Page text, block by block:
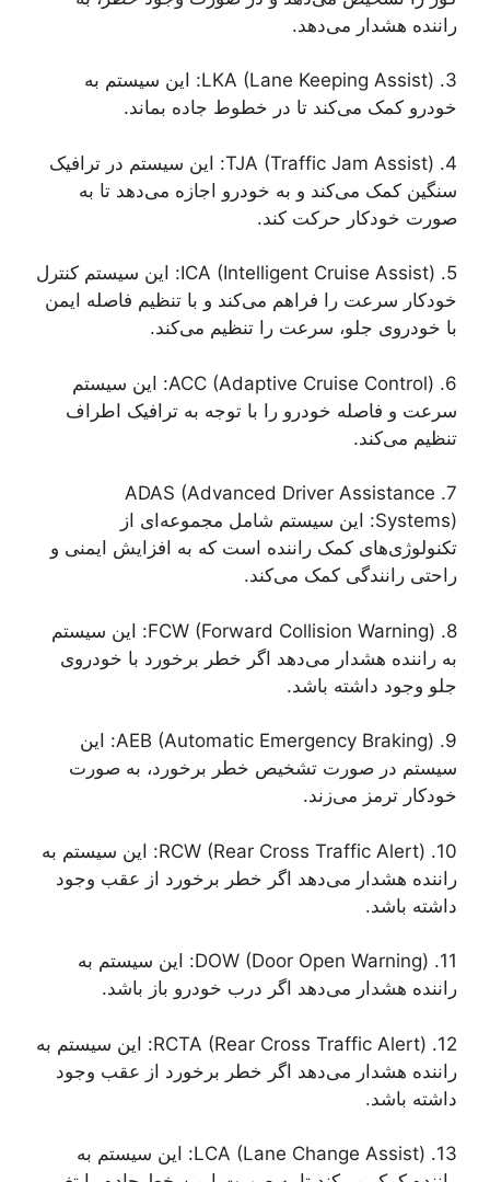
راننده هشدار می‌دهد.
3. LKA (Lane Keeping Assist): این سیستم به
خودرو کمک می‌کند تا در خطوط جاده بماند.
4. TJA (Traffic Jam Assist): این سیستم در ترافیک
سنگین کمک می‌کند و به خودرو اجازه می‌دهد تا به
صورت خودکار حرکت کند.
5. ICA (Intelligent Cruise Assist): این سیستم کنترل
خودکار سرعت را فراهم می‌کند و با تنظیم فاصله ایمن
با خودروی جلو، سرعت را تنظیم می‌کند.
6. ACC (Adaptive Cruise Control): این سیستم
سرعت و فاصله خودرو را با توجه به ترافیک اطراف
تنظیم می‌کند.
7. ADAS (Advanced Driver Assistance
Systems): این سیستم شامل مجموعه‌ای از
تکنولوژی‌های کمک راننده است که به افزایش ایمنی و
راحتی رانندگی کمک می‌کند.
8. FCW (Forward Collision Warning): این سیستم
به راننده هشدار می‌دهد اگر خطر برخورد با خودروی
جلو وجود داشته باشد.
9. AEB (Automatic Emergency Braking): این
سیستم در صورت تشخیص خطر برخورد، به صورت
خودکار ترمز می‌زند.
10. RCW (Rear Cross Traffic Alert): این سیستم به
راننده هشدار می‌دهد اگر خطر برخورد از عقب وجود
داشته باشد.
11. DOW (Door Open Warning): این سیستم به
راننده هشدار می‌دهد اگر درب خودرو باز باشد.
12. RCTA (Rear Cross Traffic Alert): این سیستم به
راننده هشدار می‌دهد اگر خطر برخورد از عقب وجود
داشته باشد.
13. LCA (Lane Change Assist): این سیستم به